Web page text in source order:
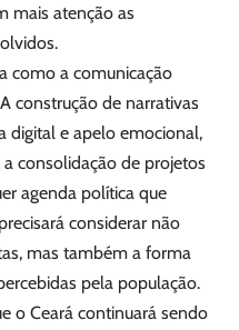
mais atenção as
como a comunicação
construção de narrativas
digital e apelo emocional,
consolidação de projetos
agenda política que
considerar não
mas também a forma
pela população.
o Ceará continuará sendo